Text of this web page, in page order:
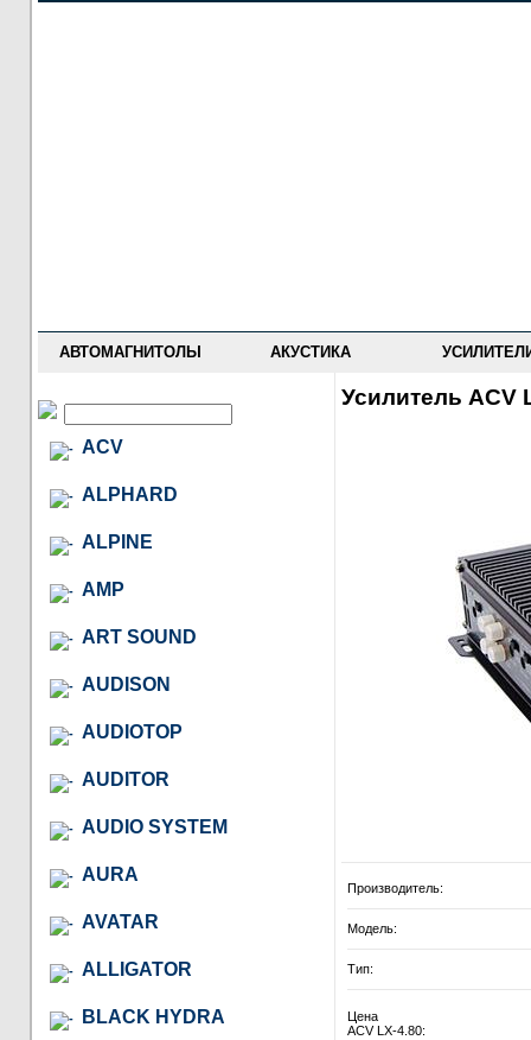
АВТОМАГНИТОЛЫ АКУСТИКА
ACV
ALPHARD
ALPINE
AMP
ART SOUND
AUDISON
AUDIOTOP
AUDITOR
AUDIO SYSTEM
AURA
AVATAR
ALLIGATOR
BLACK HYDRA
Усилитель ACV
Производитель:
Модель:
Тип:
Цена
ACV LX-4.80: